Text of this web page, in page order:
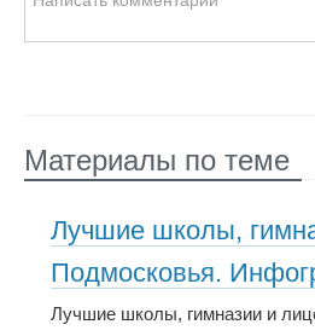
Материалы по теме
Лучшие школы,
Подмосковья.
Лучшие школы, гимназии и